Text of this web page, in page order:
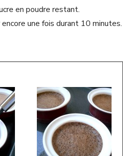
en poudre restant.
une fois durant 10 minutes.